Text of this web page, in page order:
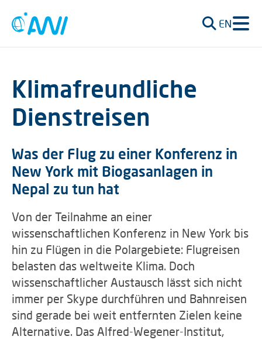
EN
Klimafreundliche
Dienstreisen
Was der Flug zu einer Konferenz in
New York mit Biogasanlagen in
Nepal zu tun hat
Von der Teilnahme an einer
wissenschaftlichen Konferenz in New York bis
hin zu Flügen in die Polargebiete: Flugreisen
belasten das weltweite Klima. Doch
wissenschaftlicher Austausch lässt sich nicht
immer per Skype durchführen und Bahnreisen
sind gerade bei weit entfernten Zielen keine
Alternative. Das Alfred-Wegener-Institut,